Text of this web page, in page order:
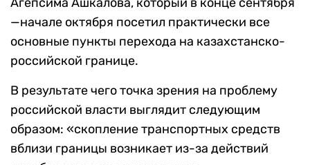
—начале октября посетил практически все
основные пункты перехода на казахстанско-
российской границе.
В результате чего точка зрения на проблему
российской власти выглядит следующим
образом: «скопление транспортных средств
вблизи границы возникает из-за действий